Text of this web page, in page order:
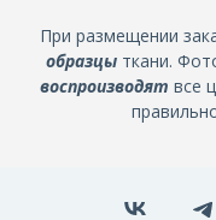
При размещении
образцыткани.
воспроизводят все